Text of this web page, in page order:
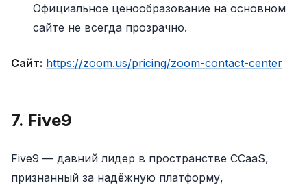
Официальное ценообразование на основном
сайте не всегда прозрачно.
Сайт: https://zoom.us/pricing/zoom-contact-center
7. Five9
Five9 — давний лидер в пространстве CCaaS,
признанный за надёжную платформу,